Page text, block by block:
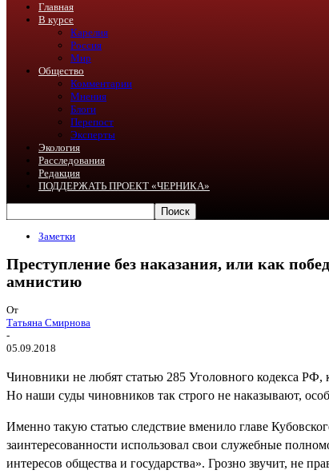
Главная
В курсе
Карелия
Россия
Мир
Общество
Комментарии
Мнения
Блоги
Перепост
Эксперты
Экология
Расследования
Редакция
ПОДДЕРЖАТЬ ПРОЕКТ «ЧЕРНИКА»
Заметки
Преступление без наказания, или как
амнистию
От
Татьяна Смирнова
-
05.09.2018
Чиновники не любят статью 285 Уголовного кодекса РФ,
Но наши суды чиновников так строго не наказывают,
Именно такую статью следствие вменило главе
заинтересованности использовал свои служебные
интересов общества и государства». Грозно звучит, не